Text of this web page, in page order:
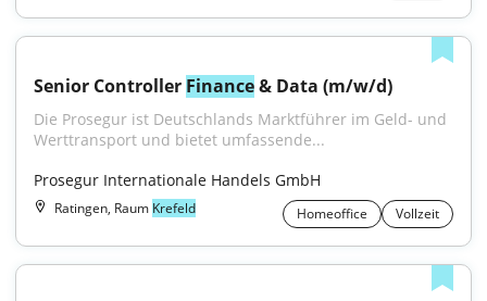
Senior Controller Finance & Data (m/w/d)
Die Prosegur ist Deutschlands Marktführer im Geld- und
Werttransport und bietet umfassende...
Prosegur Internationale Handels GmbH
Ratingen, Raum Krefeld Homeoffice Vollzeit